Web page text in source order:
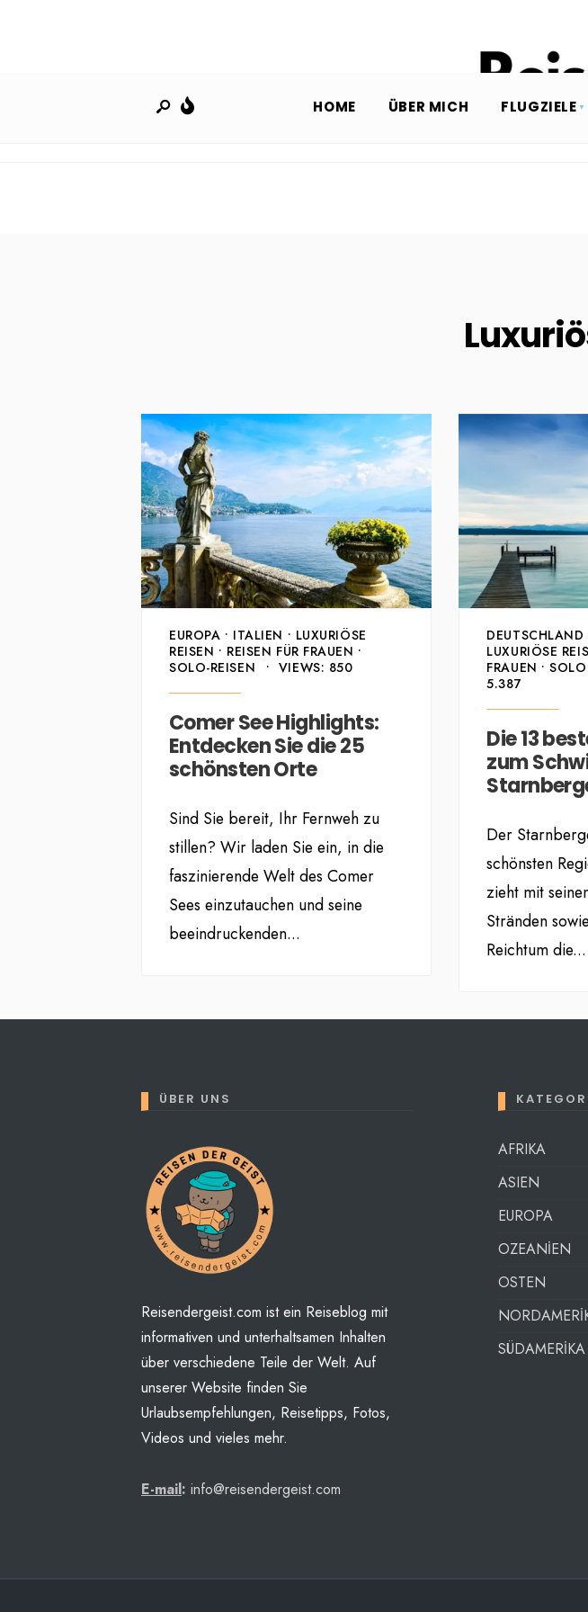
HOME ÜBER MICH FLUGZIELE
EUROPA • ITALIEN • LUXURIÖSE
REISEN • REISEN FÜR FRAUEN •
SOLO-REISEN
• VIEWS: 850
Comer See Highlights:
Entdecken Sie die 25
schönsten Orte
Sind Sie bereit, Ihr Fernweh zu
stillen? Wir laden Sie ein, in die
faszinierende Welt des Comer
Sees einzutauchen und seine
beeindruckenden...
DEUTSCHLAND
LUXURIÖSE
FRAUEN •
5.387
Die 13
zum
Der
schönsten
zieht mit
Stränden
Reichtum die...
ÜBER UNS
Reisendergeist.com ist ein Reiseblog mit
informativen und unterhaltsamen Inhalten
über verschiedene Teile der Welt. Auf
unserer Website finden Sie
Urlaubsempfehlungen, Reisetipps, Fotos,
Videos und vieles mehr.
E-mail: info@reisendergeist.com
AFRIKA
ASIEN
EUROPA
OZEANİEN
OSTEN
SÜDAMERİKA